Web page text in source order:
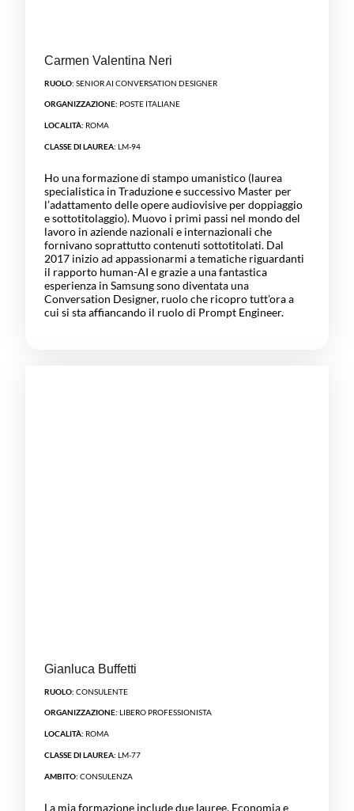
Carmen Valentina Neri
RUOLO: SENIOR AI CONVERSATION DESIGNER
ORGANIZZAZIONE: POSTE ITALIANE
LOCALITÀ: ROMA
CLASSE DI LAUREA: LM-94
Ho una formazione di stampo umanistico (laurea
specialistica in Traduzione e successivo Master per
l’adattamento delle opere audiovisive per doppiaggio
e sottotitolaggio). Muovo i primi passi nel mondo del
lavoro in aziende nazionali e internazionali che
fornivano soprattutto contenuti sottotitolati. Dal
2017 inizio ad appassionarmi a tematiche riguardanti
il rapporto human-AI e grazie a una fantastica
esperienza in Samsung sono diventata una
Conversation Designer, ruolo che ricopro tutt’ora a
cui si sta affiancando il ruolo di Prompt Engineer.
Gianluca Buffetti
RUOLO: CONSULENTE
ORGANIZZAZIONE: LIBERO PROFESSIONISTA
LOCALITÀ: ROMA
CLASSE DI LAUREA: LM-77
AMBITO: CONSULENZA
La mia formazione include due lauree, Economia e